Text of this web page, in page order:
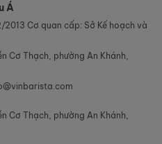
Á
Cơ quan cấp: Sở Kế hoạch và
Cơ Thạch, phường An Khánh,
Cơ Thạch, phường An Khánh,